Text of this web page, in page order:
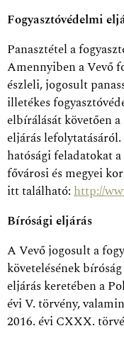
Fogyasztóvédelmi
Panasztétel a
Amennyiben a Vevő
észleli, jogosult
illetékes
elbírálását követően
eljárás
hatósági feladatokat
fővárosi és megyei
itt található:http://
Bírósági eljárás
A Vevő jogosult a
követelésének
eljárás keretében a
évi V. törvény,
2016. évi CXXX.